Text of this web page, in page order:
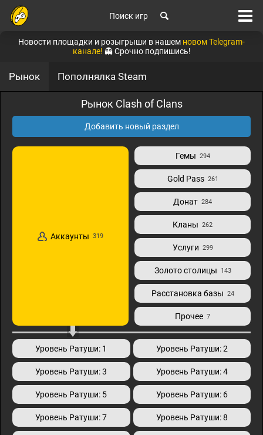
Поиск игр
Новости площадки и розыгрыши в нашем новом Telegram-
канале! 👻 Срочно подпишись!
Рынок Пополнялка Steam
Рынок Clash of Clans
Добавить новый раздел
Аккаунты 319
Гемы 294
Gold Pass 261
Донат 284
Кланы 262
Услуги 299
Золото столицы 143
Расстановка базы 24
Прочее 7
Уровень Ратуши: 1 Уровень Ратуши: 2
Уровень Ратуши: 3 Уровень Ратуши: 4
Уровень Ратуши: 5 Уровень Ратуши: 6
Уровень Ратуши: 7 Уровень Ратуши: 8